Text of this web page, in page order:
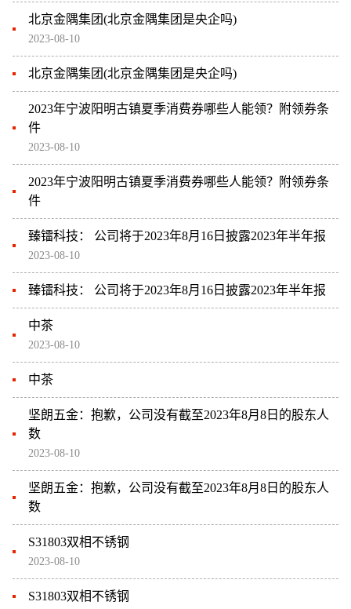
北京金隅集团(北京金隅集团是央企吗)
2023-08-10
北京金隅集团(北京金隅集团是央企吗)
2023年宁波阳明古镇夏季消费券哪些人能领？附领券条
件
2023-08-10
2023年宁波阳明古镇夏季消费券哪些人能领？附领券条
件
臻镭科技： 公司将于2023年8月16日披露2023年半年报
2023-08-10
臻镭科技： 公司将于2023年8月16日披露2023年半年报
中茶
2023-08-10
中茶
坚朗五金：抱歉，公司没有截至2023年8月8日的股东人
数
2023-08-10
坚朗五金：抱歉，公司没有截至2023年8月8日的股东人
数
S31803双相不锈钢
2023-08-10
S31803双相不锈钢